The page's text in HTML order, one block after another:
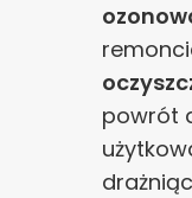
powrót